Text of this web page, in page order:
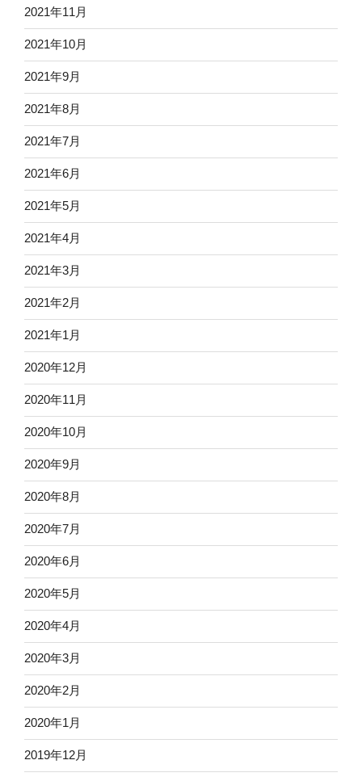
2021年11月
2021年10月
2021年9月
2021年8月
2021年7月
2021年6月
2021年5月
2021年4月
2021年3月
2021年2月
2021年1月
2020年12月
2020年11月
2020年10月
2020年9月
2020年8月
2020年7月
2020年6月
2020年5月
2020年4月
2020年3月
2020年2月
2020年1月
2019年12月